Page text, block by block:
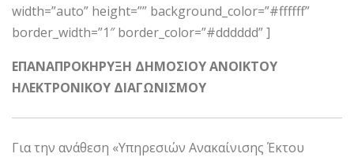
width=”auto” height=”” background_color=”#ffffff”
border_width=”1″ border_color=”#dddddd” ]
ΕΠΑΝΑΠΡΟΚΗΡΥΞΗ ΔΗΜΟΣΙΟΥ ΑΝΟΙΚΤΟΥ
ΗΛΕΚΤΡΟΝΙΚΟΥ ΔΙΑΓΩΝΙΣΜΟΥ
Για την ανάθεση «Υπηρεσιών Ανακαίνισης Έκτου